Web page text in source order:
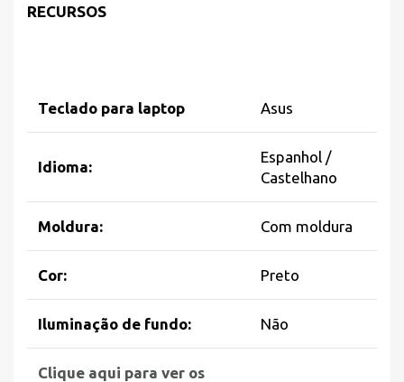
RECURSOS
Teclado para laptop Asus
Idioma:
Espanhol /
Castelhano
Moldura: Com moldura
Cor: Preto
Iluminação de fundo: Não
Clique aqui para ver os